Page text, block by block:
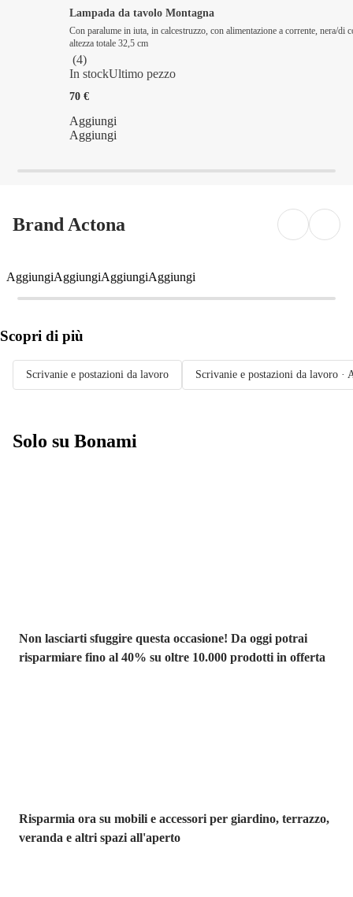
Lampada da tavolo Montagna
Con paralume in iuta, in calcestruzzo, con alimentazione a corrente, nera/di
altezza totale 32,5 cm
(4)
In stockUltimo pezzo
70 €
Aggiungi
Aggiungi
Brand Actona
AggiungiAggiungiAggiungiAggiungi
Scopri di più
Scrivanie e postazioni da lavoro Scrivanie e postazioni da lavoro ·
Solo su Bonami
Non lasciarti sfuggire questa occasione! Da oggi potrai
risparmiare fino al 40% su oltre 10.000 prodotti in offerta
Risparmia ora su mobili e accessori per giardino, terrazzo,
veranda e altri spazi all'aperto